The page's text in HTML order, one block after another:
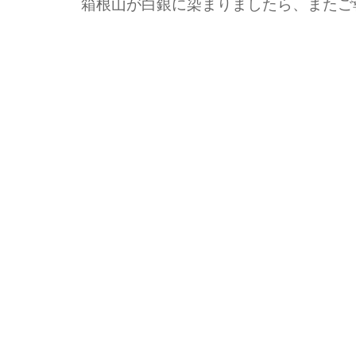
箱根山が白銀に染まりましたら、また